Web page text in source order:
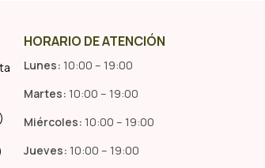
HORARIO DE ATENCIÓN
Lunes: 10:00 – 19:00
Martes: 10:00 – 19:00
Miércoles: 10:00 – 19:00
Jueves: 10:00 – 19:00